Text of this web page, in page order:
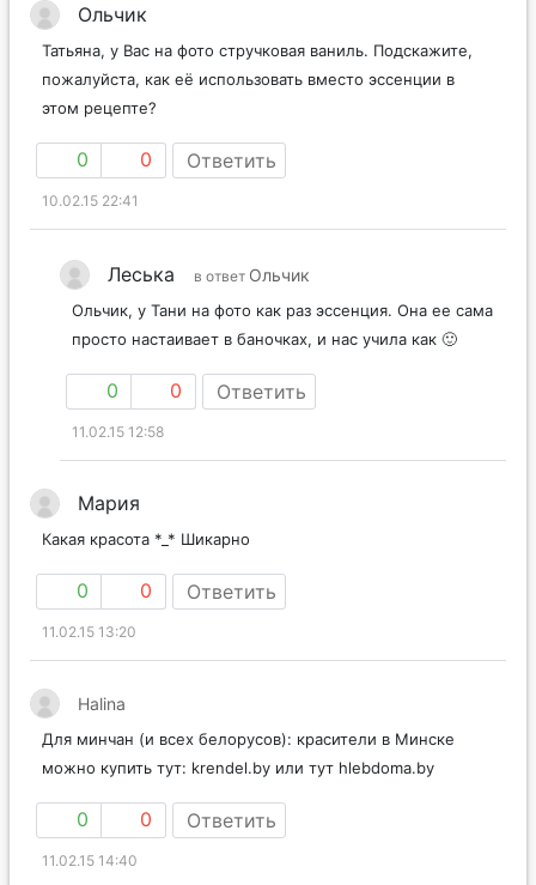
Ольчик
Татьяна, у Вас на фото стручковая ваниль. Подскажите,
пожалуйста, как её использовать вместо эссенции в
этом рецепте?
0 0 Ответить
10.02.15 22:41
Леська в ответ Ольчик
Ольчик, у Тани на фото как раз эссенция. Она ее сама
просто настаивает в баночках, и нас учила как 🙂
0 0 Ответить
11.02.15 12:58
Мария
Какая красота *_* Шикарно
0 0 Ответить
11.02.15 13:20
Halina
Для минчан (и всех белорусов): красители в Минске
можно купить тут: krendel.by или тут hlebdoma.by
0 0 Ответить
11.02.15 14:40